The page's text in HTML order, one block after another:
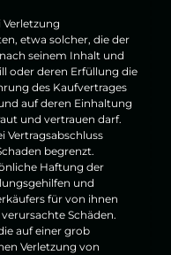
etwa solcher, die der
seinem Inhalt und
oder deren Erfüllung die
des Kaufvertrages
auf deren Einhaltung
und vertrauen darf.
Vertragsabschluss
begrenzt.
Haftung der
und
für von ihnen
Schäden.
auf einer grob
Verletzung von